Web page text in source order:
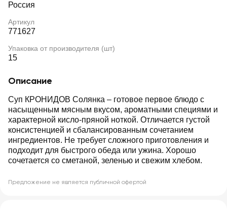
Россия
Артикул
771627
Упаковка от производителя (шт)
15
Описание
Суп КРОНИДОВ Солянка – готовое первое блюдо с
насыщенным мясным вкусом, ароматными специями и
характерной кисло-пряной ноткой. Отличается густой
консистенцией и сбалансированным сочетанием
ингредиентов. Не требует сложного приготовления и
подходит для быстрого обеда или ужина. Хорошо
сочетается со сметаной, зеленью и свежим хлебом.
Предложение не является публичной офертой